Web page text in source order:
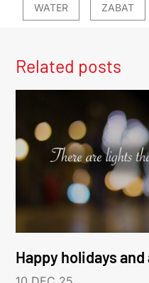
WATER ZABAT
Related posts
Happy holidays